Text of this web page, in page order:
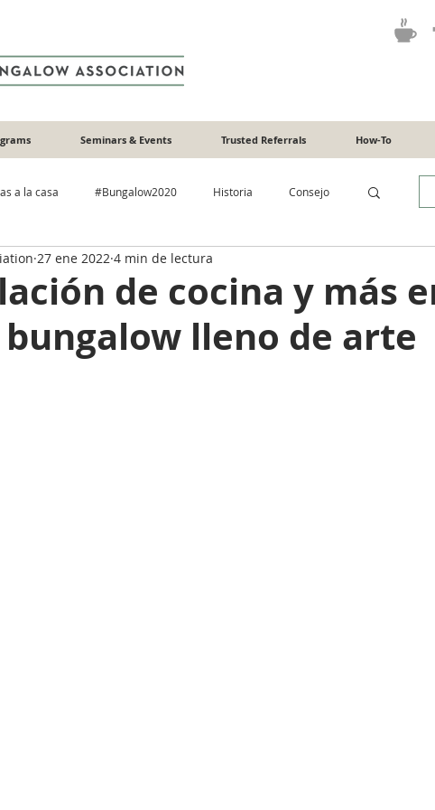
Seminars & Events Trusted Referrals How-To
a la casa #Bungalow2020 Historia Consejo
Eficiencia energética
Madera Hormigón y yeso Identificable
de cocina y más
lleno de arte
27 ene 2022 4 min de lectura